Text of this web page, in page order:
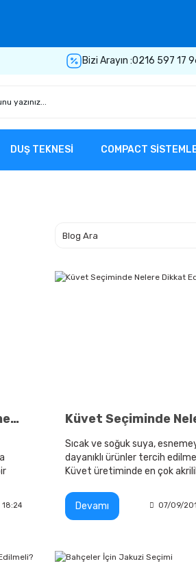
Bizi Arayın :0216 597 17
DUŞ TEKNESİ COMPACT
Küçük Banyolara Özel Öneriler
18:24
Sıcak ve soğuk suya,
dayanıklı ürünler tercih
Küvet üretiminde en çok
kullanılmaktadır.
Devamı 07/09/